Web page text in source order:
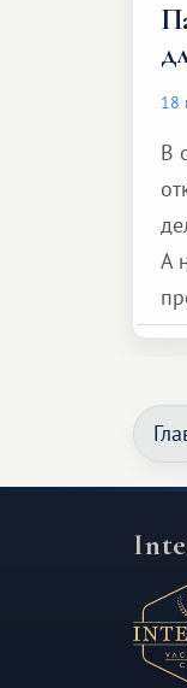
18
В
А
и